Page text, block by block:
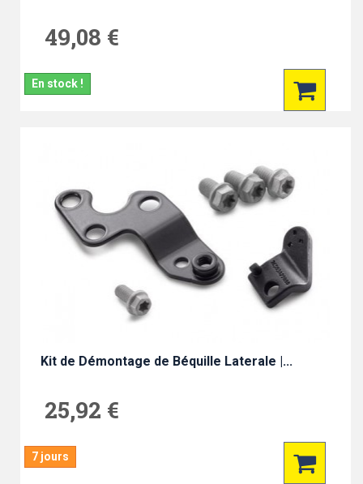
49,08 €
En stock !
Kit de Démontage de Béquille Laterale |...
25,92 €
7 jours